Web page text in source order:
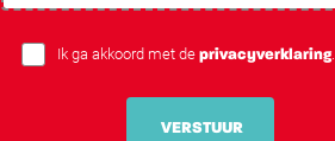
Ik ga akkoord met de privacyverklaring.
VERSTUUR